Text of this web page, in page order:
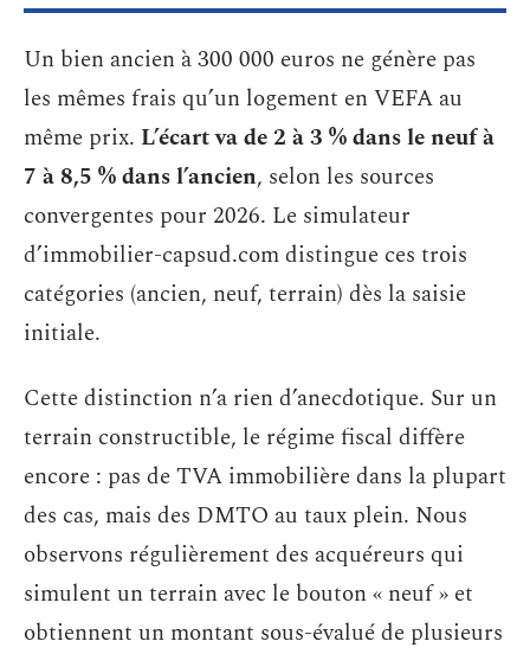
Un bien ancien à 300 000 euros ne génère pas
les mêmes frais qu’un logement en VEFA au
même prix. L’écart va de 2 à 3 % dans le neuf à
7 à 8,5 % dans l’ancien, selon les sources
convergentes pour 2026. Le simulateur
d’immobilier-capsud.com distingue ces trois
catégories (ancien, neuf, terrain) dès la saisie
initiale.
Cette distinction n’a rien d’anecdotique. Sur un
terrain constructible, le régime fiscal diffère
encore : pas de TVA immobilière dans la plupart
des cas, mais des DMTO au taux plein. Nous
observons régulièrement des acquéreurs qui
simulent un terrain avec le bouton « neuf » et
obtiennent un montant sous-évalué de plusieurs